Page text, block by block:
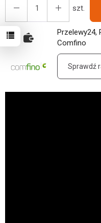
szt.
Przelewy24,
Comfino
Sprawdź